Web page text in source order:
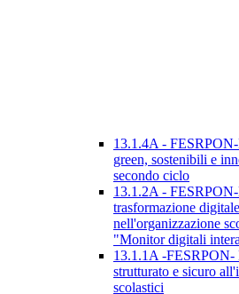
13.1.4A -
green, sostenibili e
secondo ciclo
13.1.2A -
trasformazione
nell'organizzazione
"Monitor digitali
13.1.1A -
strutturato e sicuro
scolastici